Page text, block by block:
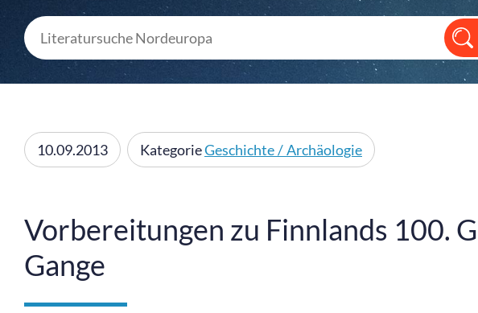
10.09.2013 KategorieGeschichte / Archäologie
Vorbereitungen zu Finnlands 100.
Gange